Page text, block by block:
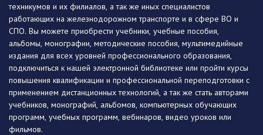
техникумов и их филиалов, а так же иных специалистов
работающих на железнодорожном транспорте и в сфере ВО и
СПО. Вы можете приобрести учебники, учебные пособия,
альбомы, монографии, методические пособия, мультимедийные
издания для всех уровней профессионального образования,
подключиться к нашей электронной библиотеке или пройти курсы
повышения квалификации и профессиональной переподготовки с
применением дистанционных технологий, а так же стать авторами
учебников, монографий, альбомов, компьютерных обучающих
программ, учебных программ, вебинаров, видео уроков или
фильмов.